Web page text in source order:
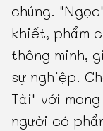
chúng.
khiết, phẩm
thông minh,
sự nghiệp.
Tài" với
người có